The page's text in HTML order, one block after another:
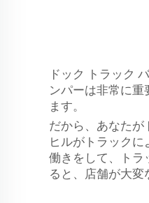
ドック トラック
ンパーは非常に
ます。
だから、あなた
ヒルがトラック
働きをして、トラ
ると、店舗が大変